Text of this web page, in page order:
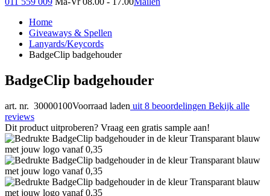
Home
Giveaways & Spellen
Lanyards/Keycords
BadgeClip badgehouder
BadgeClip badgehouder
art. nr. 30000100Voorraad laden uit 8 beoordelingen Bekijk alle
reviews
Dit product uitproberen? Vraag een gratis sample aan!